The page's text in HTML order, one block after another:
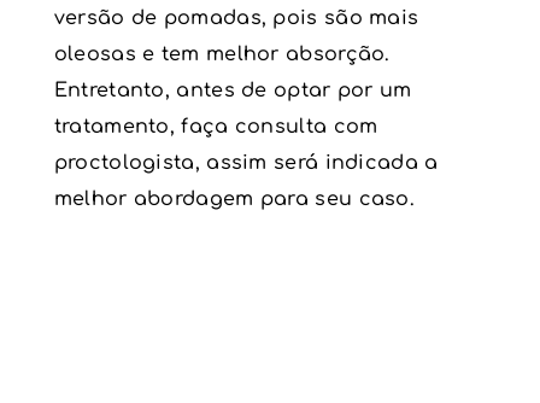
versão de pomadas, pois são mais
oleosas e tem melhor absorção.
Entretanto, antes de optar por um
tratamento, faça consulta com
proctologista, assim será indicada a
melhor abordagem para seu caso.